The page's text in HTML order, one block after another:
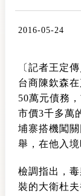
2016-05-24
〔記者王定
台商陳欽森
50萬元債務
市價3千多萬
埔寨搭機闖
舉，在他入
檢調指出，
裝的大衛杜